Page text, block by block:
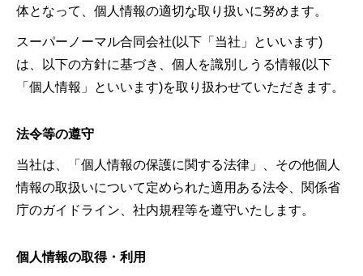
体となって、個人情報の適切な取り扱いに努めます。
スーパーノーマル合同会社(以下「当社」といいます)
は、以下の方針に基づき、個人を識別しうる情報(以下
「個人情報」といいます)を取り扱わせていただきます。
法令等の遵守
当社は、「個人情報の保護に関する法律」、その他個人
情報の取扱いについて定められた適用ある法令、関係省
庁のガイドライン、社内規程等を遵守いたします。
個人情報の取得・利用